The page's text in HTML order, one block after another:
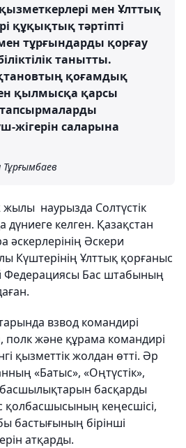
мен Ұлттық
құқықтық тәртіпті
тұрғындарды қорғау
танытты.
қоғамдық
қылмысқа қарсы
жігерін саларына
наурызда Солтүстік
келген. Қазақстан
әскерлерінің Әскери
Күштерінің Ұлттық қорғаныс
Федерациясы Бас штабының
взвод командирі
және құрама командирі
қызметтік жолдан өтті. Әр
«Батыс», «Оңтүстік»,
басқарды
қолбасшысының кеңесшісі,
бастығының бірінші
атқарды.